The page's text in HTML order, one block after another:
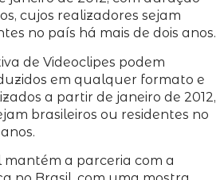
cujos realizadores sejam
no país há mais de dois anos.
de Videoclipes podem
em qualquer formato e
a partir de janeiro de 2012,
brasileiros ou residentes no
mantém a parceria com a